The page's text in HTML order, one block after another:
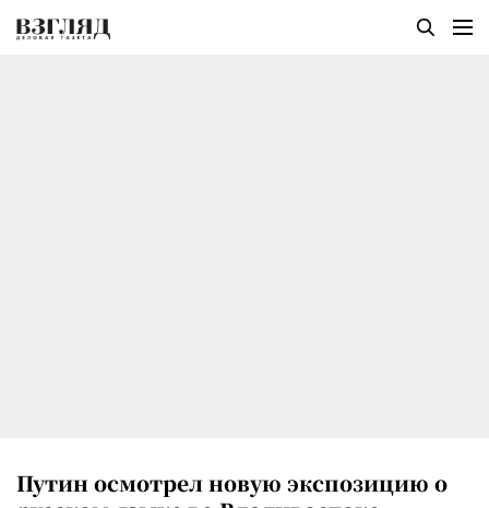
Путин осмотрел новую экспозицию о